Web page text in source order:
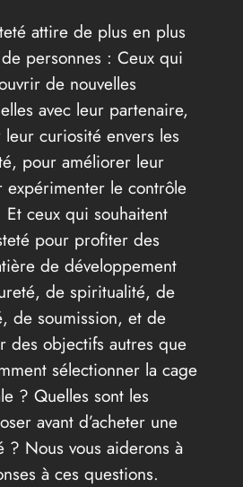
attire de plus en plus
personnes : Ceux qui
de nouvelles
avec leur partenaire,
curiosité envers les
pour améliorer leur
le contrôle
ceux qui souhaitent
pour profiter des
de développement
de spiritualité, de
de soumission, et de
des objectifs autres que
sélectionner la cage
? Quelles sont les
avant d’acheter une
? Nous vous aiderons à
à ces questions.